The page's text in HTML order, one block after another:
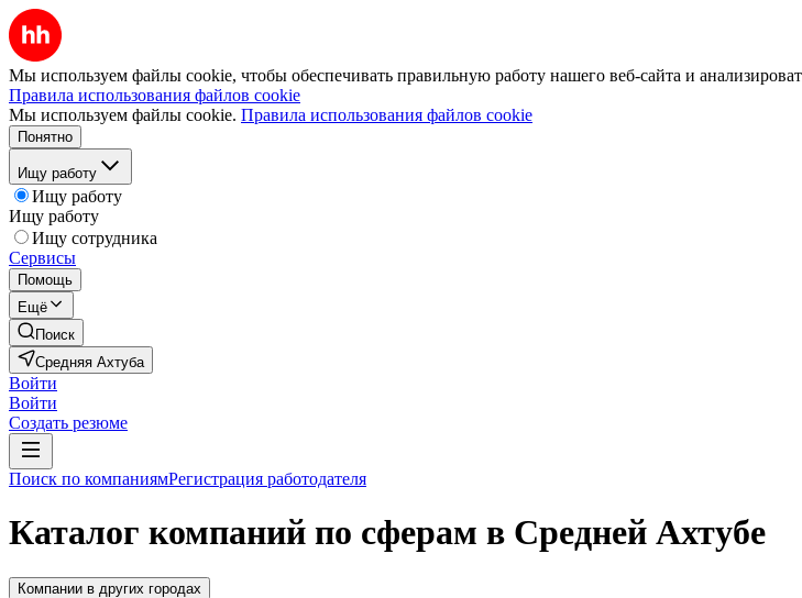
Мы используем файлы cookie, чтобы обеспечивать правильную работу нашего веб-сайта и
Правила использования файлов cookie
Мы используем файлы cookie. Правила использования файлов cookie
Понятно
Ищу работу
Ищу работу
Ищу работу
Ищу сотрудника
Сервисы
Помощь
Ещё
Поиск
Средняя Ахтуба
Войти
Войти
Создать резюме
Поиск по компаниямРегистрация работодателя
Каталог компаний по сферам в Средней Ахтубе
Компании в других городах